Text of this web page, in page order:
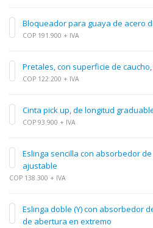
Bloqueador para guaya de acero
COP 191.900 + IVA
Pretales, con superficie de
COP 122.200 + IVA
Cinta pick up, de longitud
COP 93.900 + IVA
Eslinga sencilla con absorbedor
ajustable
COP 138.300 + IVA
Eslinga doble (Y) con absorbedor
de abertura en extremo